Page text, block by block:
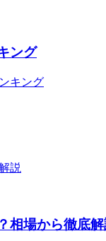
ング
キング
説
相場から徹底